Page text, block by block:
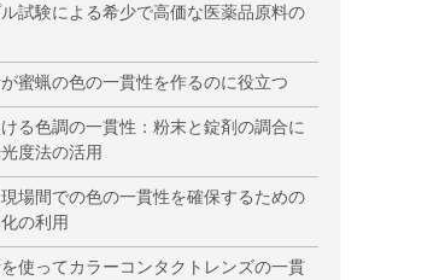
試験による希少で高価な医薬品原料の
蜜蝋の色の一貫性を作るのに役立つ
る色調の一貫性：粉末と錠剤の調合に
度法の活用
場間での色の一貫性を確保するための
の利用
使ってカラーコンタクトレンズの一貫